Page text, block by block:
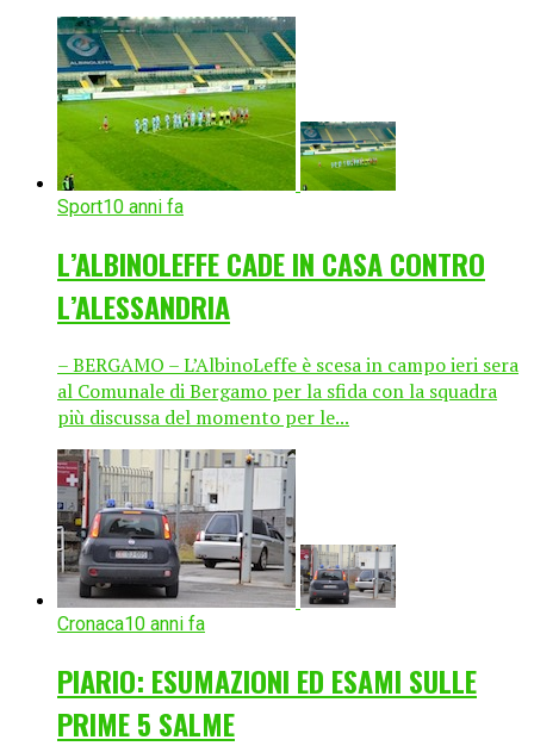
Sport10 anni fa
L’ALBINOLEFFE CADE IN CASA CONTRO
L’ALESSANDRIA
– BERGAMO – L’AlbinoLeffe è scesa in campo ieri sera
al Comunale di Bergamo per la sfida con la squadra
più discussa del momento per le...
Cronaca10 anni fa
PIARIO: ESUMAZIONI ED ESAMI SULLE
PRIME 5 SALME